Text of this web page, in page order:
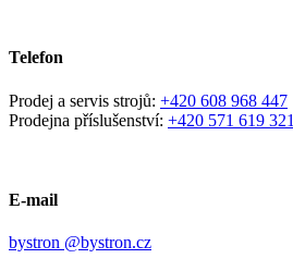
Telefon
Prodej a servis strojů: +420 608 968 447
Prodejna příslušenství: +420 571 619 321
E-mail
bystron @bystron.cz